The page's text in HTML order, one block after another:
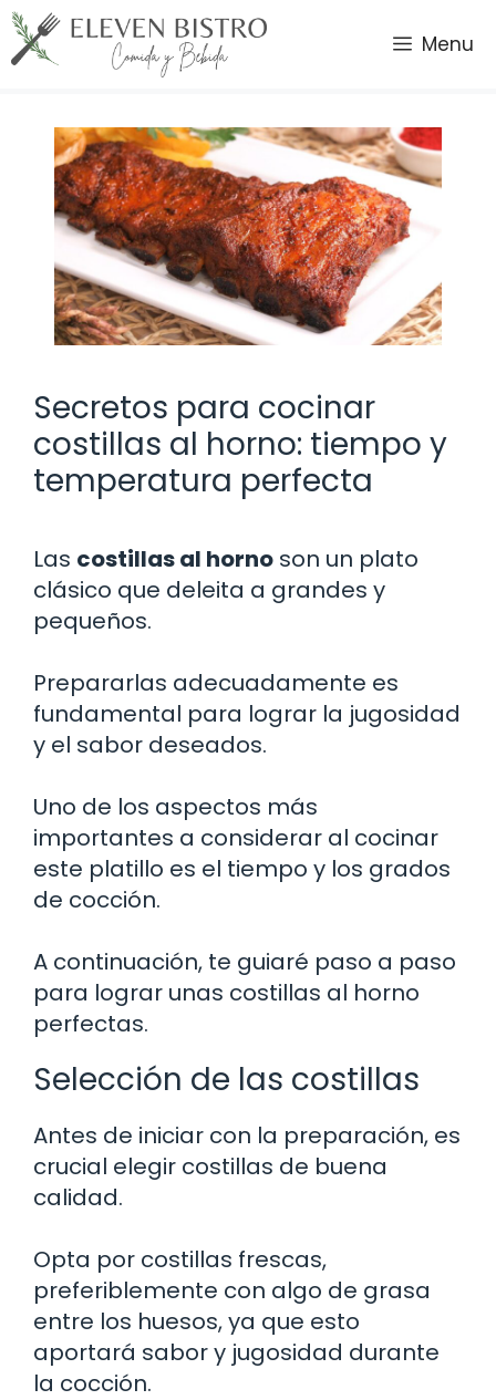
Saltar
al
contenido
Menu
Secretos para cocinar
costillas al horno: tiempo y
temperatura perfecta
Las costillas al horno son un plato
clásico que deleita a grandes y
pequeños.
Prepararlas adecuadamente es
fundamental para lograr la jugosidad
y el sabor deseados.
Uno de los aspectos más
importantes a considerar al cocinar
este platillo es el tiempo y los grados
de cocción.
A continuación, te guiaré paso a paso
para lograr unas costillas al horno
perfectas.
Selección de las costillas
Antes de iniciar con la preparación, es
crucial elegir costillas de buena
calidad.
Opta por costillas frescas,
preferiblemente con algo de grasa
entre los huesos, ya que esto
aportará sabor y jugosidad durante
la cocción.